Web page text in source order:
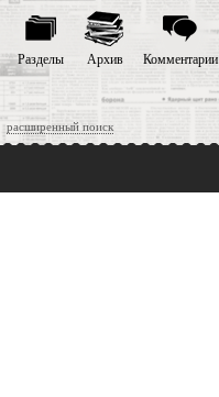
расширенный поиск
Разделы Архив Комментарии